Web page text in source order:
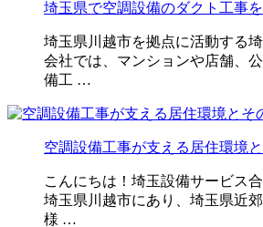
埼玉県で空調設備のダクト工事
埼玉県川越市を拠点に活動する
会社では、マンションや店舗、
備工 …
空調設備工事が支える居住環境
こんにちは！埼玉設備サービス
埼玉県川越市にあり、埼玉県近
様 …